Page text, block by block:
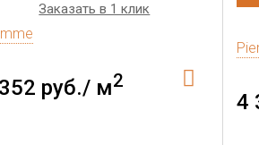
Заказать в 1 клик
руб./ м2
4